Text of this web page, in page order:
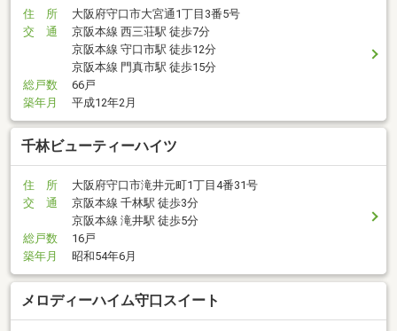
住 所
大阪府守口市大宮通1丁目3番5号
交 通
京阪本線 西三荘駅 徒歩7分
京阪本線 守口市駅 徒歩12分
京阪本線 門真市駅 徒歩15分
総戸数
66戸
築年月
平成12年2月
千林ビューティーハイツ
住 所
大阪府守口市滝井元町1丁目4番31号
交 通
京阪本線 千林駅 徒歩3分
京阪本線 滝井駅 徒歩5分
総戸数
16戸
築年月
昭和54年6月
メロディーハイム守口スイート